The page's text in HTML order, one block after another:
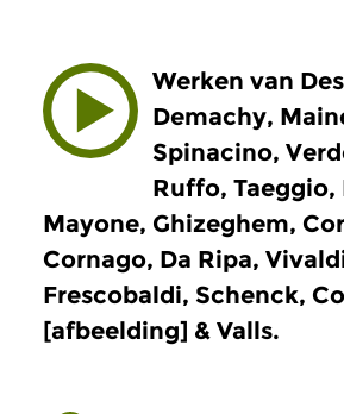
Werken van
Demachy,
Spinacino,
Ruffo, Taeggio,
Mayone, Ghizeghem,
Cornago, Da Ripa,
Frescobaldi, Schenck,
[afbeelding] & Valls.